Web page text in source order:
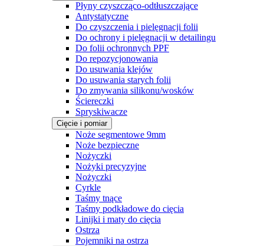
Płyny czyszcząco-odtłuszczające
Antystatyczne
Do czyszczenia i pielęgnacji folii
Do ochrony i pielęgnacji w detailingu
Do folii ochronnych PPF
Do repozycjonowania
Do usuwania klejów
Do usuwania starych folii
Do zmywania silikonu/wosków
Ściereczki
Spryskiwacze
Cięcie i pomiar
Noże segmentowe 9mm
Noże bezpieczne
Nożyczki
Nożyki precyzyjne
Nożyczki
Cyrkle
Taśmy tnące
Taśmy podkładowe do cięcia
Linijki i maty do cięcia
Ostrza
Pojemniki na ostrza